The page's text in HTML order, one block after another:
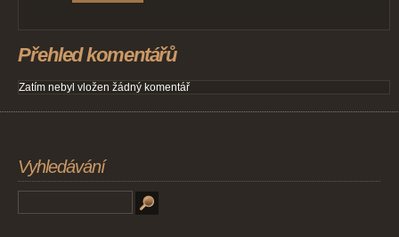
Přehled komentářů
Zatím nebyl vložen žádný komentář
Vyhledávání